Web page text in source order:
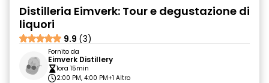
Distilleria Eimverk: Tour e degustazione di
liquori
9.9 (3)
Fornito da
Eimverk Distillery
1ora 15min
2:00 PM, 4:00 PM+1 Altro